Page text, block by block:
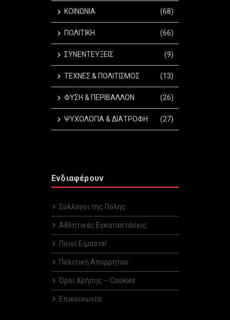
ΚΟΙΝΩΝΙΑ (68)
ΠΟΛΙΤΙΚΗ (66)
ΣΥΝΕΝΤΕΥΞΕΙΣ (9)
ΤΕΧΝΕΣ & ΠΟΛΙΤΙΣΜΟΣ (13)
ΦΥΣΗ & ΠΕΡΙΒΑΛΛΟΝ (26)
ΨΥΧΟΛΟΓΙΑ & ΔΙΑΤΡΟΦΗ (27)
Ενδιαφέρουν
Σύλλογοι της Πόλης
Αθλητικές Εγκαταστάσεις
Ποιοί Είμαστε!
Πολιτική Απορρήτου
Όροι Χρήσης – Cookies
Επικοινωνία